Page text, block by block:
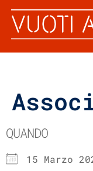
QUANDO
15 Marzo